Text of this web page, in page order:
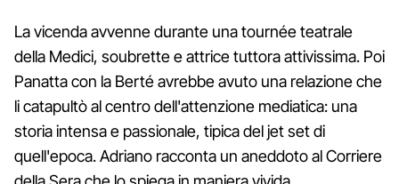
La vicenda avvenne durante una tournée teatrale
della Medici, soubrette e attrice tuttora attivissima. Poi
Panatta con la Berté avrebbe avuto una relazione che
li catapultò al centro dell'attenzione mediatica: una
storia intensa e passionale, tipica del jet set di
quell'epoca. Adriano racconta un aneddoto al Corriere